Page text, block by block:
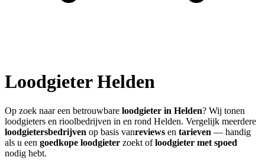
LoodgieterHelden
Op zoek naar een betrouwbare loodgieter in Helden? Wij tonen
loodgieters en rioolbedrijven in en rond Helden. Vergelijk meerdere
loodgietersbedrijven op basis vanreviews en tarieven — handig
als u een goedkope loodgieter zoekt ofloodgieter met spoed
nodig hebt.